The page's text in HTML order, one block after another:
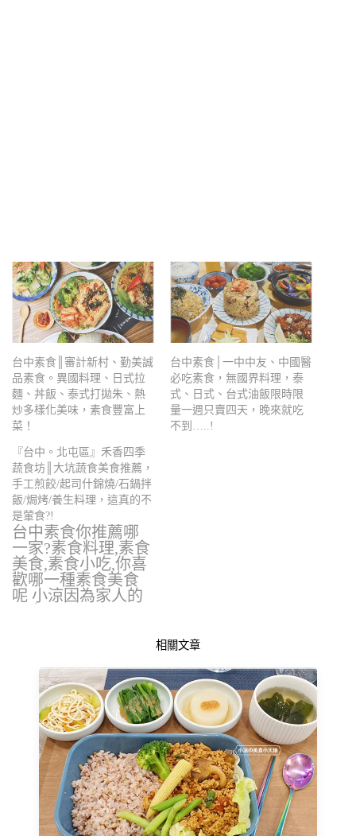
台中素食║審計新村、勤美誠
品素食。異國料理、日式拉
麵、丼飯、泰式打拋朱、熱
炒多樣化美味，素食豐富上
菜！
台中素食│一中中友、中國醫
必吃素食，無國界料理，泰
式、日式、台式油飯限時限
量一週只賣四天，晚來就吃
不到…..!
『台中。北屯區』禾香四季
蔬食坊║大坑蔬食美食推薦，
手工煎餃/起司什錦燒/石鍋拌
飯/焗烤/養生料理，這真的不
是葷食?!
台中素食你推薦哪
一家?素食料理,素食
美食,素食小吃,你喜
歡哪一種素食美食
呢 小涼因為家人的
相關文章